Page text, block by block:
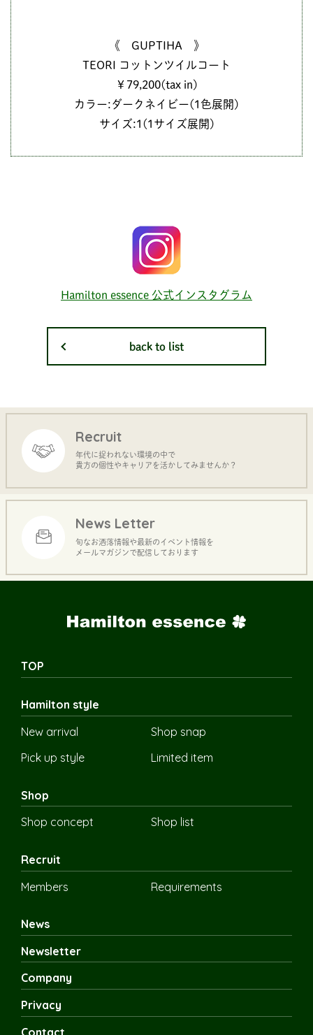
《 GUPTIHA 》
TEORI コットンツイルコート
￥79,200(tax in)
カラー:ダークネイビー(1色展開)
サイズ:1(1サイズ展開)
Hamilton essence 公式インスタグラム
back to list
Recruit
年代に捉われない環境の中で
貴方の個性やキャリアを活かしてみませんか？
News Letter
旬なお洒落情報や最新のイベント情報を
メールマガジンで配信しております
TOP
Hamilton style
New arrival
Shop snap
Pick up style
Limited item
Shop
Shop concept
Shop list
Recruit
Members
Requirements
News
Newsletter
Company
Privacy
Contact